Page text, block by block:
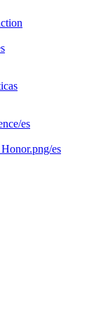
es
es